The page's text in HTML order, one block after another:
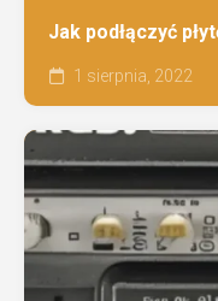
Jak podłączyć
1 sierpnia, 2022